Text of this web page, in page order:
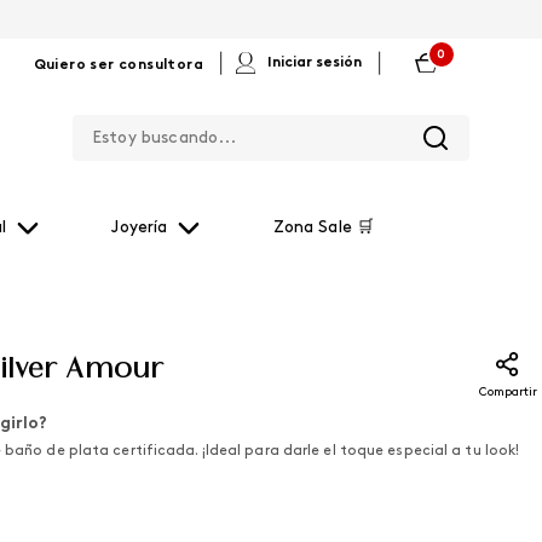
Quiero ser consultora Iniciar sesión
0
Joyería Zona Sale 🛒
Amour
Compartir
baño de plata certificada. ¡Ideal para darle el toque especial a tu look!